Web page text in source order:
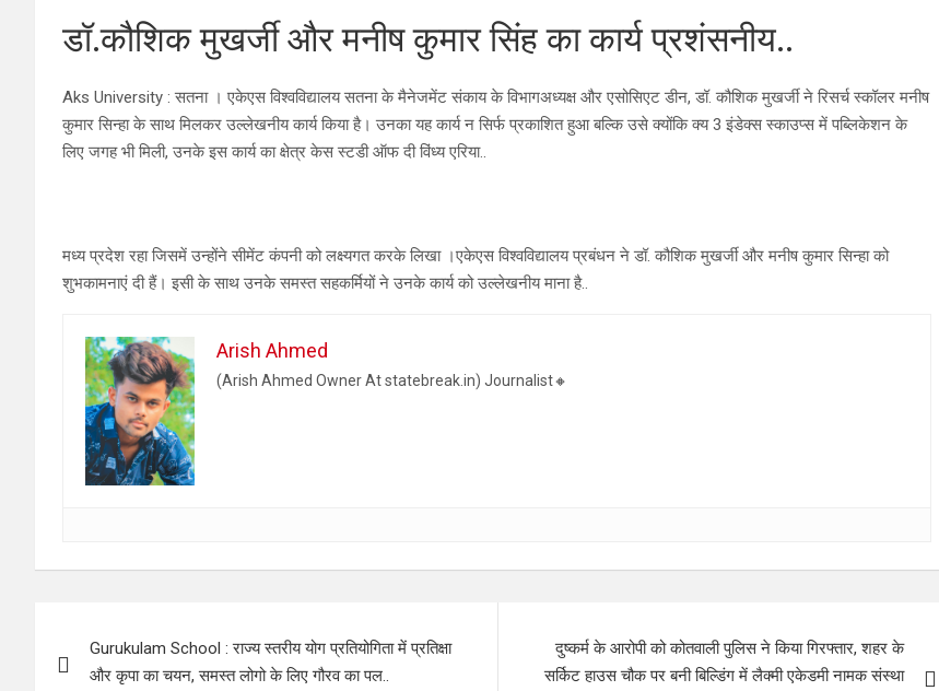
डॉ.कौशिक मुखर्जी और मनीष कुमार सिंह का कार्य प्रशंसनीय..
Aks University : सतना । एकेएस विश्वविद्यालय सतना के मैनेजमेंट संकाय के विभागअध्यक्ष और एसोसिएट डीन, डॉ. कौशिक मुखर्जी ने रिसर्च स्कॉलर मनीष
कुमार सिन्हा के साथ मिलकर उल्लेखनीय कार्य किया है। उनका यह कार्य न सिर्फ प्रकाशित हुआ बल्कि उसे क्योंकि क्य 3 इंडेक्स स्काउप्स में पब्लिकेशन के
लिए जगह भी मिली, उनके इस कार्य का क्षेत्र केस स्टडी ऑफ दी विंध्य एरिया..
मध्य प्रदेश रहा जिसमें उन्होंने सीमेंट कंपनी को लक्ष्यगत करके लिखा ।एकेएस विश्वविद्यालय प्रबंधन ने डॉ. कौशिक मुखर्जी और मनीष कुमार सिन्हा को
शुभकामनाएं दी हैं। इसी के साथ उनके समस्त सहकर्मियों ने उनके कार्य को उल्लेखनीय माना है..
Arish Ahmed
(Arish Ahmed Owner At statebreak.in) Journalist🔸
navigation
Gurukulam School : राज्य स्तरीय योग प्रतियोगिता में प्रतिक्षा
और कृपा का चयन, समस्त लोगो के लिए गौरव का पल..
दुष्कर्म के आरोपी को कोतवाली पुलिस ने किया गिरफ्तार, शहर के
सर्किट हाउस चौक पर बनी बिल्डिंग में लैक्मी एकेडमी नामक संस्था